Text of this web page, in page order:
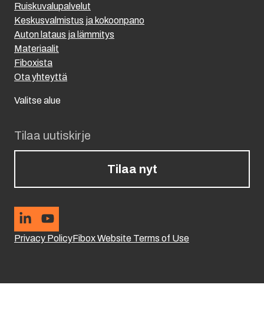
Tilaa uutiskirje
Tilaa nyt
Privacy PolicyFibox Website Terms of Use
Ruiskuvalupalvelut
Keskusvalmistus ja kokoonpano
Auton lataus ja lämmitys
Materiaalit
Fiboxista
Ota yhteyttä
Valitse alue